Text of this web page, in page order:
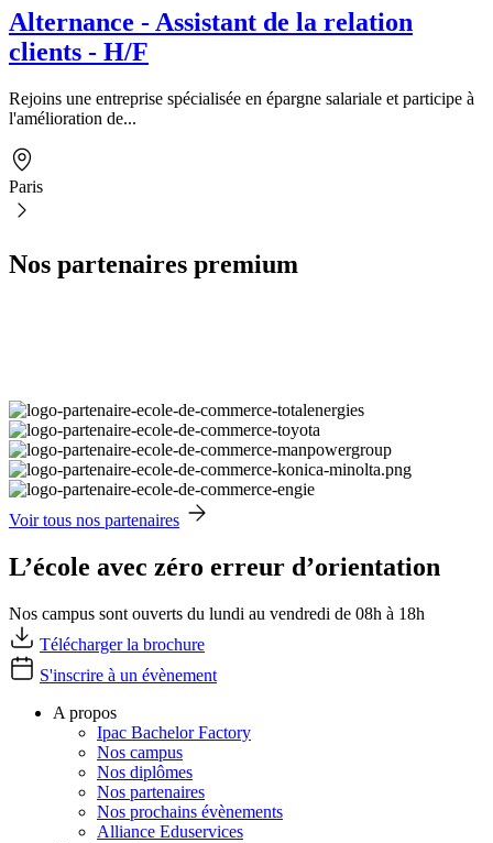
Alternance - Assistant de la relation
clients - H/F
Rejoins une entreprise spécialisée en épargne salariale et participe à
l'amélioration de...
Paris
Nos partenaires premium
Voir tous nos partenaires
L’école avec zéro erreur d’orientation
Nos campus sont ouverts du lundi au vendredi de 08h à 18h
Télécharger la brochure
S'inscrire à un évènement
A propos
Ipac Bachelor Factory
Nos campus
Nos diplômes
Nos partenaires
Nos prochains évènements
Alliance Eduservices